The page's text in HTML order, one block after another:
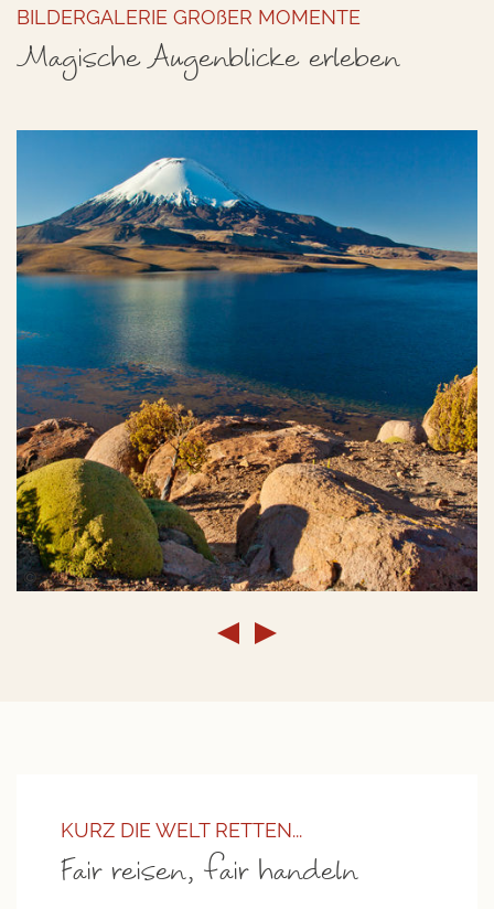
BILDERGALERIE GROßER MOMENTE
Magische Augenblicke erleben
©
KURZ DIE WELT RETTEN...
Fair reisen, fair handeln